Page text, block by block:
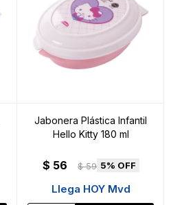
Jabonera Plástica Infantil
Hello Kitty 180 ml
$ 56 $ 59 5
Llega HOY Mvd